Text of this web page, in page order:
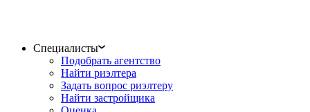
Специалисты
Подобрать агентство
Найти риэлтера
Задать вопрос риэлтеру
Найти застройщика